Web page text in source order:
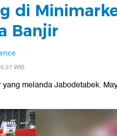
di
Banjir
WIB
melanda Jabodetabek.